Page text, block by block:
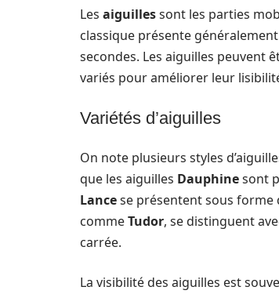
Les aiguillessont les parties
classique présente
secondes. Les aiguilles peuvent
variés pour améliorer leur
Variétés d’aiguilles
On note plusieurs styles
que les aiguilles Dauphinesont
Lancese présentent sous forme
commeTudor, se distinguent
carrée.
La visibilité des aiguilles est